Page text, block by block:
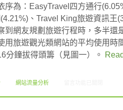
序為：EasyTravel四方通行
、Travel King旅遊資訊王
到網友規劃旅遊行程時，多半還
用旅遊觀光類網站的平均使用時
分鐘拔得頭籌（見圖一）。
網站流量分析